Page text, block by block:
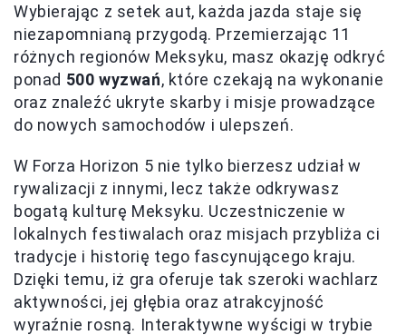
Wybierając z setek aut, każda jazda staje się
niezapomnianą przygodą. Przemierzając 11
różnych regionów Meksyku, masz okazję odkryć
ponad 500 wyzwań, które czekają na wykonanie
oraz znaleźć ukryte skarby i misje prowadzące
do nowych samochodów i ulepszeń.
W Forza Horizon 5 nie tylko bierzesz udział w
rywalizacji z innymi, lecz także odkrywasz
bogatą kulturę Meksyku. Uczestniczenie w
lokalnych festiwalach oraz misjach przybliża ci
tradycje i historię tego fascynującego kraju.
Dzięki temu, iż gra oferuje tak szeroki wachlarz
aktywności, jej głębia oraz atrakcyjność
wyraźnie rosną. Interaktywne wyścigi w trybie